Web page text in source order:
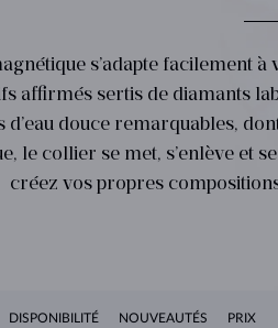
s’adapte facilement
affirmés sertis de diamants
d’eau douce remarquables,
le collier se met, s’enlève et
créez vos propres
DISPONIBILITÉ NOUVEAUTÉS PRIX